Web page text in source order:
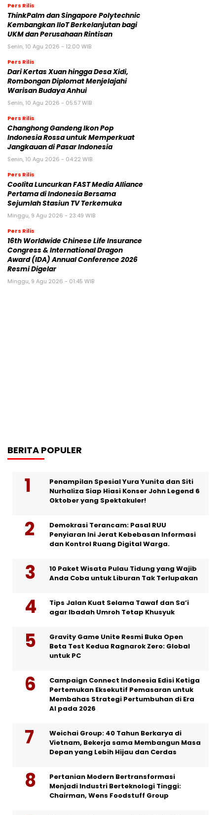
Pers Rilis
ThinkPalm dan Singapore Polytechnic
Kembangkan IIoT Berkelanjutan bagi
UKM dan Perusahaan Rintisan
Senin, 10 Agu 2026 - 12:00 WIB
Pers Rilis
Dari Kertas Xuan hingga Desa Xidi,
Rombongan Diplomat Menjelajahi
Warisan Budaya Anhui
Senin, 10 Agu 2026 - 05:57 WIB
Pers Rilis
Changhong Gandeng Ikon Pop
Indonesia Rossa untuk Memperkuat
Jangkauan di Pasar Indonesia
Senin, 10 Agu 2026 - 04:22 WIB
Pers Rilis
Coolita Luncurkan FAST Media Alliance
Pertama di Indonesia Bersama
Sejumlah Stasiun TV Terkemuka
Minggu, 9 Agu 2026 - 23:49 WIB
Pers Rilis
16th Worldwide Chinese Life Insurance
Congress & International Dragon
Award (IDA) Annual Conference 2026
Resmi Digelar
Minggu, 9 Agu 2026 - 01:45 WIB
BERITA POPULER
Penampilan Spesial Yura Yunita dan Siti
Nurhaliza Siap Hiasi Konser John Legend 6
Oktober yang Spektakuler!
Demokrasi Terancam: Pasal RUU
Penyiaran Ini Jerat Kebebasan Informasi
dan Kontrol Ruang Digital Warga.
10 Paket Wisata Pulau Tidung yang Wajib
Anda Coba untuk Liburan Tak Terlupakan
Tips Jalan Kuat Selama Tawaf dan Sa’i
agar Ibadah Umroh Tetap Khusyuk
Gravity Game Unite Resmi Buka Open
Beta Test Kedua Ragnarok Zero: Global
untuk PC
Campaign Connect Indonesia Edisi Ketiga
Pertemukan Eksekutif Pemasaran untuk
Membahas Strategi Pertumbuhan di Era
AI pada 2026
Weichai Group: 40 Tahun Berkarya di
Vietnam, Bekerja sama Membangun Masa
Depan yang Lebih Hijau dan Cerdas
Pertanian Modern Bertransformasi
Menjadi Industri Berteknologi Tinggi:
Chairman, Wens Foodstuff Group